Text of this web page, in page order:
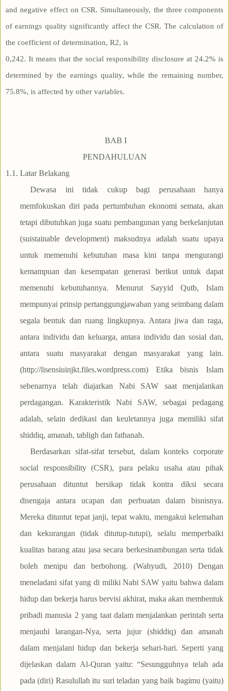
and negative effect on CSR. Simultaneously, the three components
of earnings quality significantly affect the CSR. The calculation of
the coefficient of determination, R2, is
0,242. It means that the social responsibility disclosure at 24.2% is
determined by the earnings quality, while the remaining number,
75.8%, is affected by other variables.
BAB I
PENDAHULUAN
1.1. Latar Belakang
Dewasa ini tidak cukup bagi perusahaan hanya
memfokuskan diri pada pertumbuhan ekonomi semata, akan
tetapi dibutuhkan juga suatu pembangunan yang berkelanjutan
(suistainable development) maksudnya adalah suatu upaya
untuk memenuhi kebutuhan masa kini tanpa mengurangi
kemampuan dan kesempatan generasi berikut untuk dapat
memenuhi kebutuhannya. Menurut Sayyid Qutb, Islam
mempunyai prinsip pertanggungjawaban yang seimbang dalam
segala bentuk dan ruang lingkupnya. Antara jiwa dan raga,
antara individu dan keluarga, antara individu dan sosial dan,
antara suatu masyarakat dengan masyarakat yang lain.
(http://lisensiuinjkt.files.wordpress.com) Etika bisnis Islam
sebenarnya telah diajarkan Nabi SAW saat menjalankan
perdagangan. Karakteristik Nabi SAW, sebagai pedagang
adalah, selain dedikasi dan keuletannya juga memiliki sifat
shiddiq, amanah, tabligh dan fathanah.
Berdasarkan sifat-sifat tersebut, dalam konteks corporate
social responsibility (CSR), para pelaku usaha atau pihak
perusahaan dituntut bersikap tidak kontra diksi secara
disengaja antara ucapan dan perbuatan dalam bisnisnya.
Mereka dituntut tepat janji, tepat waktu, mengakui kelemahan
dan kekurangan (tidak ditutup-tutupi), selalu memperbaiki
kualitas barang atau jasa secara berkesinambungan serta tidak
boleh menipu dan berbohong. (Wahyudi, 2010) Dengan
meneladani sifat yang di miliki Nabi SAW yaitu bahwa dalam
hidup dan bekerja harus bervisi akhirat, maka akan membentuk
pribadi manusia 2 yang taat dalam menjalankan perintah serta
menjauhi larangan-Nya, serta jujur (shiddiq) dan amanah
dalam menjalani hidup dan bekerja sehari-hari. Seperti yang
dijelaskan dalam Al-Quran yaitu: “Sesungguhnya telah ada
pada (diri) Rasulullah itu suri teladan yang baik bagimu (yaitu)